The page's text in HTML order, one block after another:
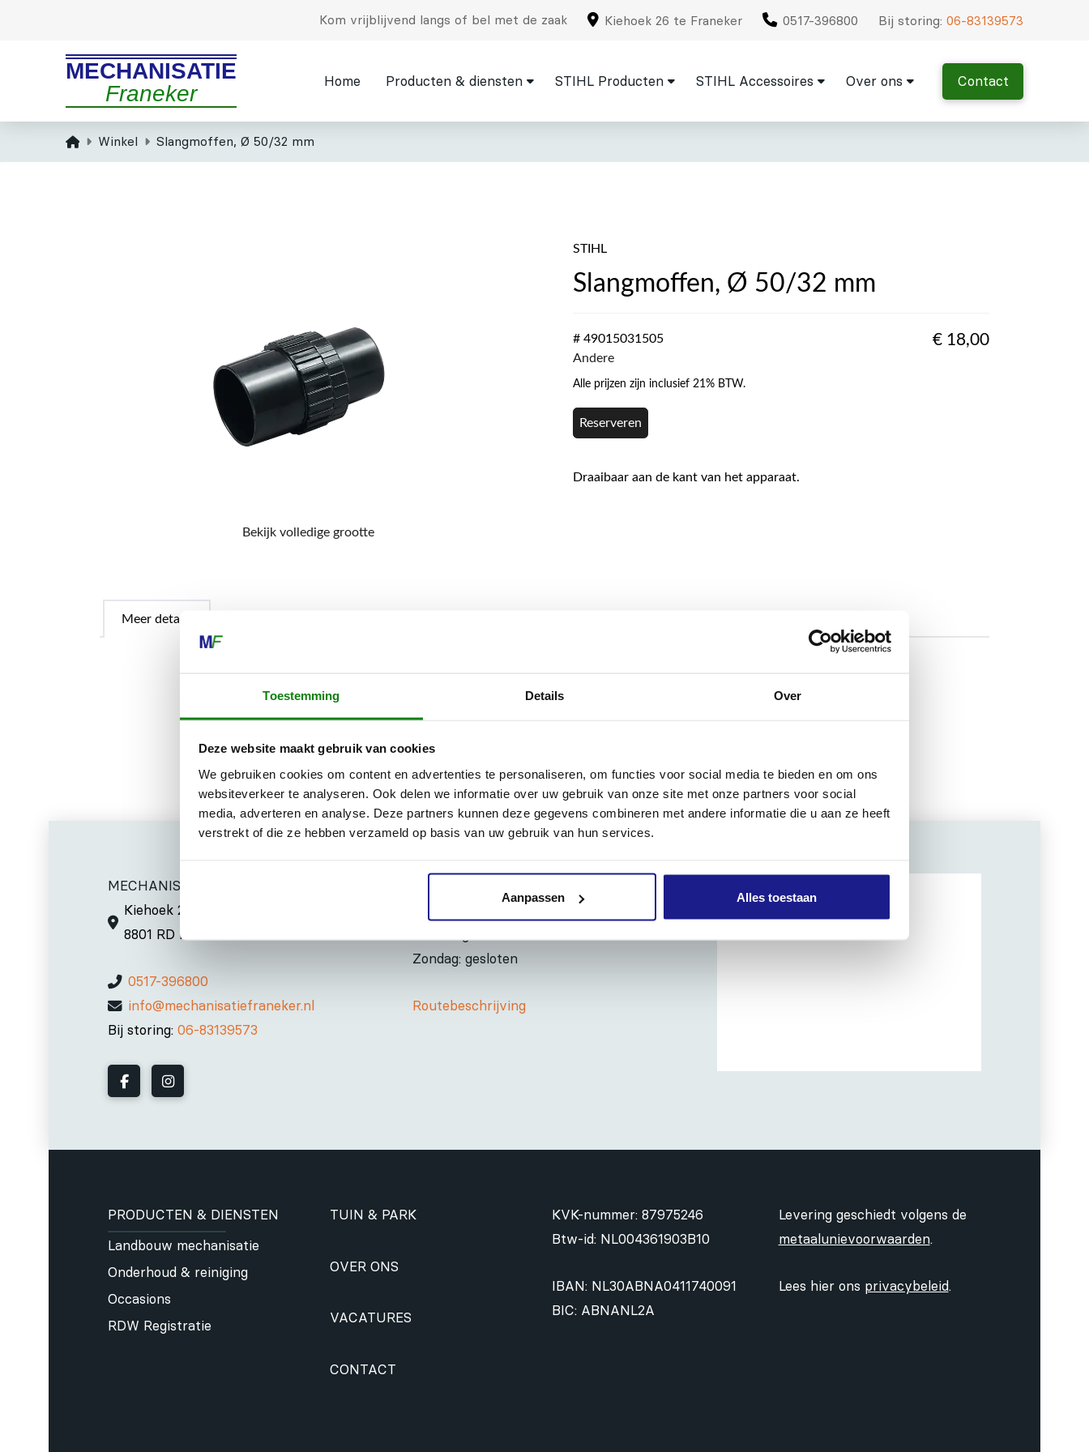
Toestemming Details Over
Deze website maakt gebruik van cookies
We gebruiken cookies om content en advertenties te personaliseren, om functies voor social media te bieden en om ons
websiteverkeer te analyseren. Ook delen we informatie over uw gebruik van onze site met onze partners voor social
media, adverteren en analyse. Deze partners kunnen deze gegevens combineren met andere informatie die u aan ze heeft
verstrekt of die ze hebben verzameld op basis van uw gebruik van hun services.
Aanpassen Alles toestaan
Kom vrijblijvend langs of bel met de zaak Kiehoek 26 te Franeker 0517-396800 Bij storing:06-83139573
MECHANISATIE
Franeker
Home Producten & diensten STIHL Producten STIHL Accessoires Over ons Contact
HomeWinkel Slangmoffen, Ø 50/32 mm
Bekijk volledige grootte
STIHL
Slangmoffen, Ø 50/32 mm
# 49015031505
Andere
€ 18,00
Alle prijzen zijn inclusief 21% BTW.
Reserveren
Draaibaar aan de kant van het apparaat.
Meer details
Draaibaar aan de kant van het apparaat.
Inhoud door
MECHANISATIE FRANEKER
Kiehoek 26
8801 RD Franeker
0517-396800
info@mechanisatiefraneker.nl
Bij storing:06-83139573
Zondag: gesloten
Routebeschrijving
PRODUCTEN & DIENSTEN
Landbouw mechanisatie
Onderhoud & reiniging
Occasions
RDW Registratie
TUIN & PARK
OVER ONS
VACATURES
CONTACT
KVK-nummer: 87975246
Btw-id: NL004361903B10
IBAN: NL30ABNA0411740091
BIC: ABNANL2A
Levering geschiedt volgens de
metaalunievoorwaarden.
Lees hier ons privacybeleid.